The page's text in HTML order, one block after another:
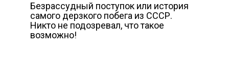
Безрассудный поступок или история
самого дерзкого побега из СССР.
Никто не подозревал, что такое
возможно!